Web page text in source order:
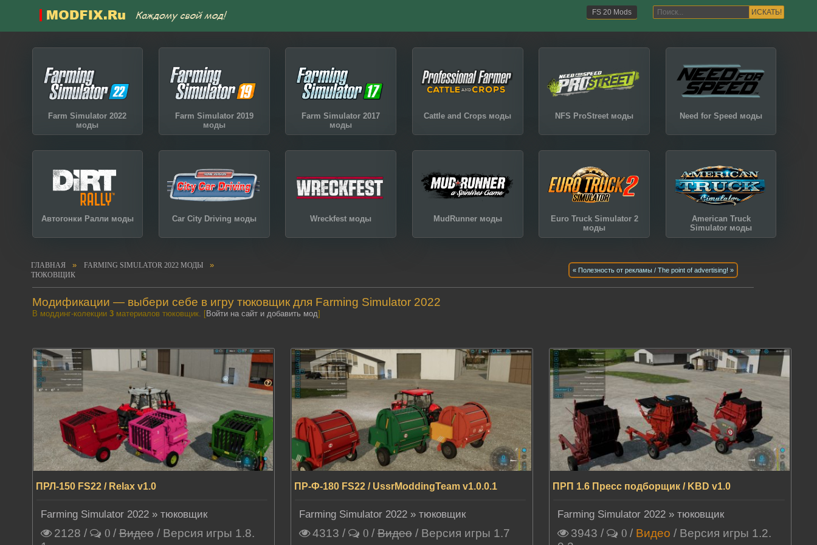
ИСКАТЬ!
FS 20 Mods
Farm Simulator 2022
моды
Farm Simulator 2019
моды
Farm Simulator 2017
моды
Cattle and Crops моды NFS ProStreet моды Need for Speed моды
Автогонки Ралли моды Car City Driving моды Wreckfest моды MudRunner моды
Euro Truck Simulator 2
моды
American Truck
Simulator моды
ГЛАВНАЯ » FARMING SIMULATOR 2022 МОДЫ »
ТЮКОВЩИК
« Полезность от рекламы / The point of advertising! »
Модификации — выбери себе в игру тюковщик для Farming Simulator 2022
В моддинг-колекции 3материалов тюковщик. [Войти на сайт и добавить мод]
ПРЛ-150 FS22 / Relax v1.0
Farming Simulator 2022» тюковщик
2128 / 0 /Видео/ Версия игры 1.8.
ПР-Ф-180 FS22 / UssrModdingTeam v1.0.0.1
Farming Simulator 2022» тюковщик
4313 / 0 /Видео/ Версия игры 1.7
ПРП 1.6 Пресс подборщик / KBD v1.0
Farming Simulator 2022» тюковщик
3943 / 0 / Видео / Версия игры 1.2.